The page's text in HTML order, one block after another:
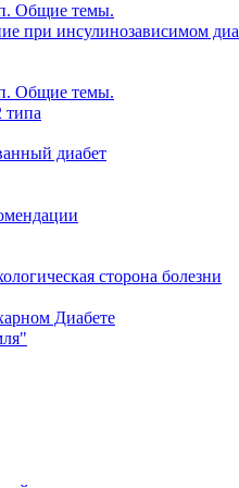
Общие темы.
при инсулинозависимом
Общие темы.
типа
диабет
сторона болезни
Диабете